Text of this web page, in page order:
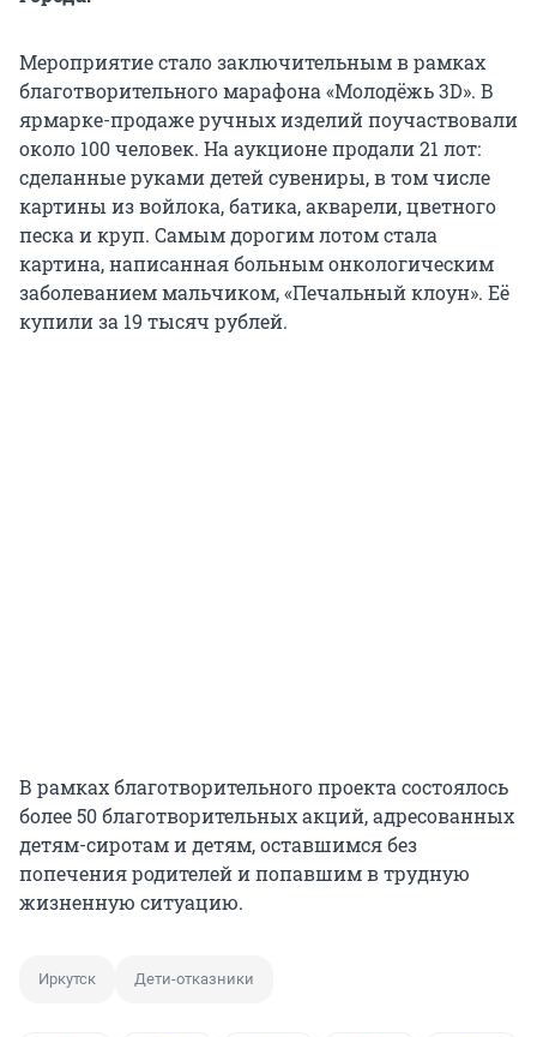
Мероприятие стало заключительным в рамках
благотворительного марафона «Молодёжь 3D». В
ярмарке-продаже ручных изделий поучаствовали
около 100 человек. На аукционе продали 21 лот:
сделанные руками детей сувениры, в том числе
картины из войлока, батика, акварели, цветного
песка и круп. Самым дорогим лотом стала
картина, написанная больным онкологическим
заболеванием мальчиком, «Печальный клоун». Её
купили за 19 тысяч рублей.
В рамках благотворительного проекта состоялось
более 50 благотворительных акций, адресованных
детям-сиротам и детям, оставшимся без
попечения родителей и попавшим в трудную
жизненную ситуацию.
Иркутск Дети-отказники